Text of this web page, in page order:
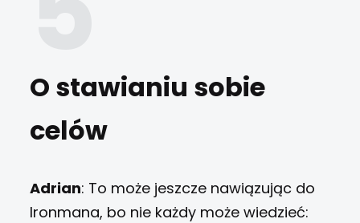
O stawianiu sobie
celów
Adrian: To może jeszcze nawiązując do
Ironmana, bo nie każdy może wiedzieć: